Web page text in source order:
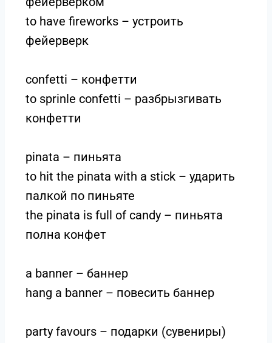
to have fireworks – устроить
фейерверк
confetti – конфетти
to sprinle confetti – разбрызгивать
конфетти
pinata – пиньята
to hit the pinata with a stick – ударить
палкой по пиньяте
the pinata is full of candy – пиньята
полна конфет
a banner – баннер
hang a banner – повесить баннер
party favours – подарки (сувениры)